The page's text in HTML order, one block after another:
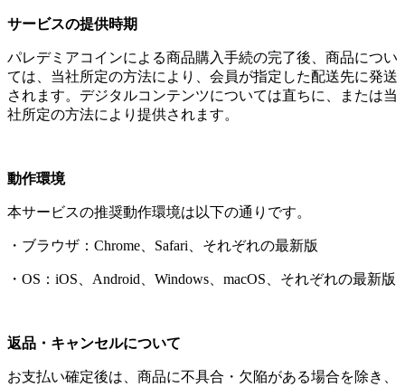
サービスの提供時期
パレデミアコインによる商品購入手続の完了後、商品につい
ては、当社所定の方法により、会員が指定した配送先に発送
されます。デジタルコンテンツについては直ちに、または当
社所定の方法により提供されます。
動作環境
本サービスの推奨動作環境は以下の通りです。
・ブラウザ：Chrome、Safari、それぞれの最新版
・OS：iOS、Android、Windows、macOS、それぞれの最新版
返品・キャンセルについて
お支払い確定後は、商品に不具合・欠陥がある場合を除き、